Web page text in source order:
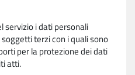
servizio i dati personali
terzi con i quali sono
per la protezione dei dati
atti.